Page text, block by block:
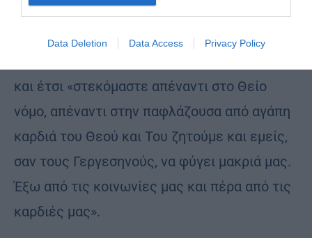
Data Deletion Data Access Privacy Policy
τραγική υπαγωγή του ανθρώπου στην
αμαρτία, όταν το υλικό συμφέρον υπερισχύει
και έτσι «στεκόμαστε απέναντι στο Θείο
νόμο, απέναντι στην παφλάζουσα από αγάπη
καρδιά του Θεού και Του ζητούμε και εμείς,
σαν τους Γεργεσηνούς, να φύγει μακριά μας.
Έξω από τις κοινωνίες μας και πέρα από τις
καρδιές μας».